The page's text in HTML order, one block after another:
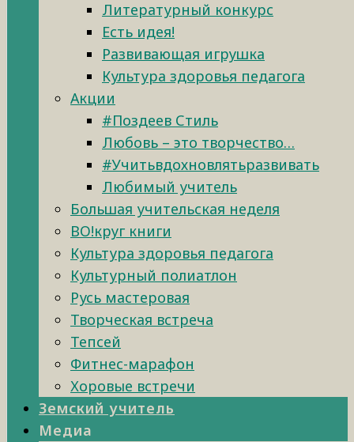
Литературный конкурс
Есть идея!
Развивающая игрушка
Культура здоровья педагога
Акции
#Поздеев Стиль
Любовь – это творчество…
#Учитьвдохновлятьразвивать
Любимый учитель
Большая учительская неделя
ВО!круг книги
Культура здоровья педагога
Культурный полиатлон
Русь мастеровая
Творческая встреча
Тепсей
Фитнес-марафон
Хоровые встречи
Земский учитель
Медиа